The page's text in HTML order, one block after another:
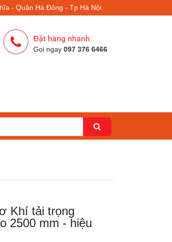
- Quận Hà Đông - Tp Hà Nội
Đặt hàng nhanh
Gọi ngay 097 376 6466
Khí tải trọng
2500 mm - hiệu